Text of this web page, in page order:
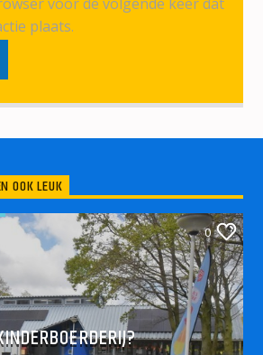
plaats.
OOK LEUK
0